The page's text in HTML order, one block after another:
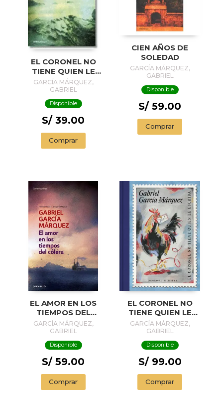
EL CORONEL NO
TIENE QUIEN LE
ESCRIBA
GARCÍA MÁRQUEZ,
GABRIEL
Disponible
S/ 39.00
Comprar
CIEN AÑOS DE
SOLEDAD
GARCÍA MÁRQUEZ,
GABRIEL
Disponible
S/ 59.00
Comprar
EL AMOR EN LOS
TIEMPOS DEL
CÓLERA
GARCÍA MÁRQUEZ,
GABRIEL
Disponible
S/ 59.00
Comprar
EL CORONEL NO
TIENE QUIEN LE
ESCRIBA
GARCÍA MÁRQUEZ,
GABRIEL
Disponible
S/ 99.00
Comprar